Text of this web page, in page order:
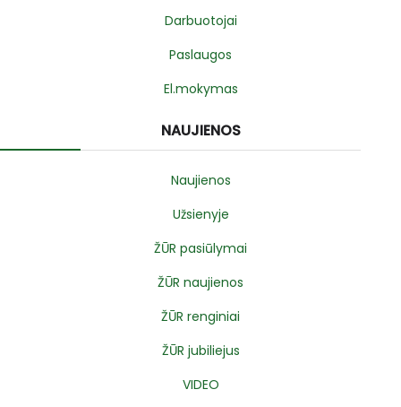
Darbuotojai
Paslaugos
El.mokymas
NAUJIENOS
Naujienos
Užsienyje
ŽŪR pasiūlymai
ŽŪR naujienos
ŽŪR renginiai
ŽŪR jubiliejus
VIDEO